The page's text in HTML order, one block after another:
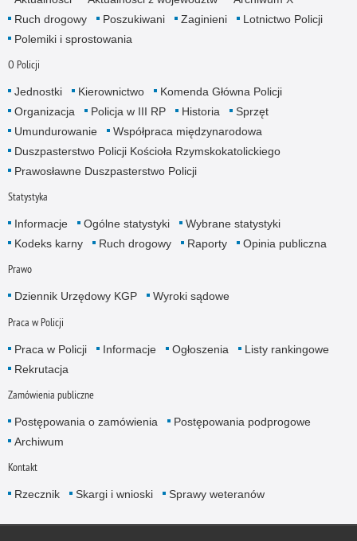
Ruch drogowy
Poszukiwani Zaginieni
Lotnictwo Policji
Polemiki i sprostowania
O Policji
Jednostki Kierownictwo
Komenda Główna Policji
Organizacja
Policja w III RP Historia
Sprzęt
Umundurowanie
Współpraca międzynarodowa
Duszpasterstwo Policji Kościoła Rzymskokatolickiego
Prawosławne Duszpasterstwo Policji
Statystyka
Informacje Ogólne statystyki
Wybrane statystyki
Kodeks karny
Ruch drogowy Raporty Opinia publiczna
Prawo
Dziennik Urzędowy KGP Wyroki sądowe
Praca w Policji
Praca w Policji Informacje Ogłoszenia
Listy rankingowe
Rekrutacja
Zamówienia publiczne
Postępowania o zamówienia
Postępowania podprogowe
Archiwum
Kontakt
Rzecznik Skargi i wnioski Sprawy weteranów